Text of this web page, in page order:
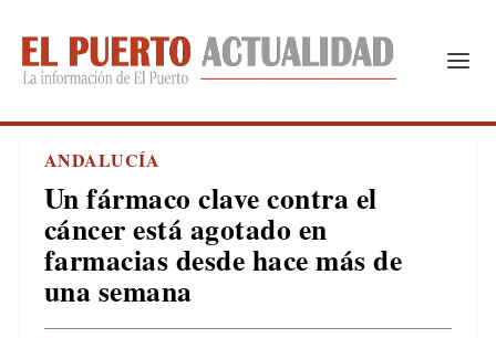
ANDALUCÍA
Un fármaco clave contra el
cáncer está agotado en
farmacias desde hace más de
una semana